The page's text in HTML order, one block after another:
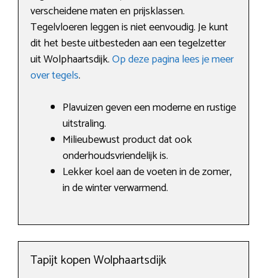
verscheidene maten en prijsklassen.
Tegelvloeren leggen is niet eenvoudig. Je kunt
dit het beste uitbesteden aan een tegelzetter
uit Wolphaartsdijk.Op deze pagina lees je meer
over tegels.
Plavuizen geven een moderne en rustige
uitstraling.
Milieubewust product dat ook
onderhoudsvriendelijk is.
Lekker koel aan de voeten in de zomer,
in de winter verwarmend.
Tapijt kopen Wolphaartsdijk